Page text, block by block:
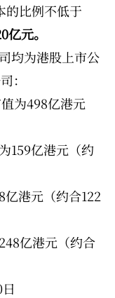
的比例不低于
元。
均为港股上市公
：
为498亿港元
159亿港元（约
亿港元（约合122
亿港元（约合